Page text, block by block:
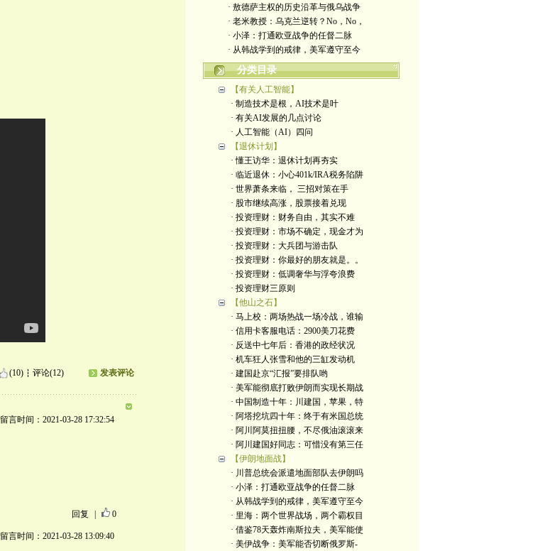
(10) 评论(12) 发表评论
留言时间：2021-03-28 17:32:54
回复 0
留言时间：2021-03-28 13:09:40
· 敖德萨主权的历史沿革与俄乌战争
· 老米教授：乌克兰逆转？No，No，
· 小泽：打通欧亚战争的任督二脉
· 从韩战学到的戒律，美军遵守至今
分类目录
【有关人工智能】
· 制造技术是根，AI技术是叶
· 有关AI发展的几点讨论
· 人工智能（AI）四问
【退休计划】
· 懂王访华：退休计划再夯实
· 临近退休：小心401k/IRA税务陷阱
· 世界萧条来临， 三招对策在手
· 股市继续高涨，股票接着兑现
· 投资理财：财务自由，其实不难
· 投资理财：市场不确定，现金才为
· 投资理财：大兵团与游击队
· 投资理财：你最好的朋友就是。。
· 投资理财：低调奢华与浮夸浪费
· 投资理财三原则
【他山之石】
· 马上校：两场热战一场冷战，谁输
· 信用卡客服电话：2900美刀花费
· 反送中七年后：香港的政经状况
· 机车狂人张雪和他的三缸发动机
· 建国赴京“汇报”要排队哟
· 美军能彻底打败伊朗而实现长期战
· 中国制造十年：川建国，苹果，特
· 阿塔挖坑四十年：终于有米国总统
· 阿川阿莫扭扭腰，不尽俄油滚滚来
· 阿川建国好同志：可惜没有第三任
【伊朗地面战】
· 川普总统会派遣地面部队去伊朗吗
· 小泽：打通欧亚战争的任督二脉
· 从韩战学到的戒律，美军遵守至今
· 里海：两个世界战场，两个霸权目
· 借鉴78天轰炸南斯拉夫，美军能使
· 美伊战争：美军能否切断俄罗斯-